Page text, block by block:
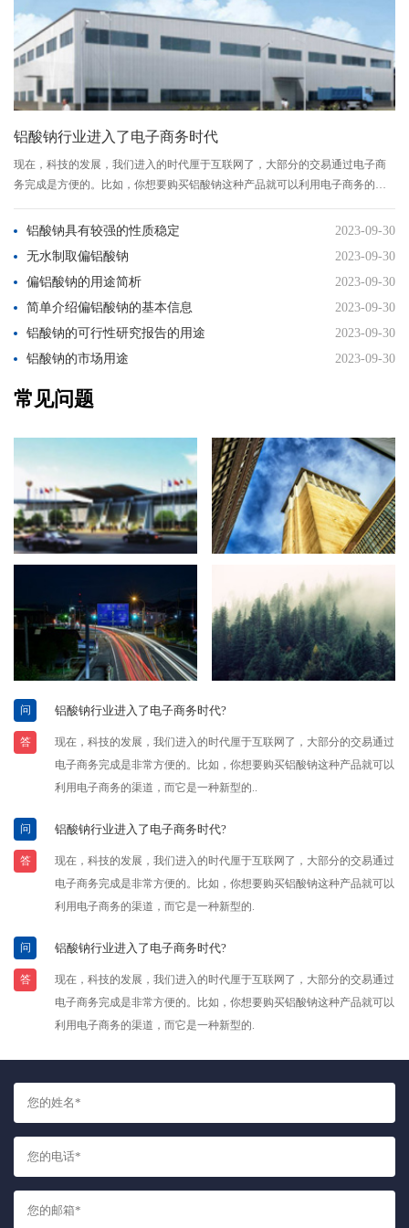
铝酸钠行业进入了电子商务时代
现在，科技的发展，我们进入的时代厘于互联网了，大部分的交易通过电子商
务完成是方便的。比如，你想要购买铝酸钠这种产品就可以利用电子商务的渠
铝酸钠具有较强的性质稳定
2023-09-30
无水制取偏铝酸钠
2023-09-30
偏铝酸钠的用途简析
2023-09-30
简单介绍偏铝酸钠的基本信息
2023-09-30
铝酸钠的可行性研究报告的用途
2023-09-30
铝酸钠的市场用途
2023-09-30
常见问题
问 铝酸钠行业进入了电子商务时代?
答
现在，科技的发展，我们进入的时代厘于互联网了，大部分的交易通过
电子商务完成是非常方便的。比如，你想要购买铝酸钠这种产品就可以
利用电子商务的渠道，而它是一种新型的..
问 铝酸钠行业进入了电子商务时代?
答
现在，科技的发展，我们进入的时代厘于互联网了，大部分的交易通过
电子商务完成是非常方便的。比如，你想要购买铝酸钠这种产品就可以
利用电子商务的渠道，而它是一种新型的.
问 铝酸钠行业进入了电子商务时代?
答
现在，科技的发展，我们进入的时代厘于互联网了，大部分的交易通过
电子商务完成是非常方便的。比如，你想要购买铝酸钠这种产品就可以
利用电子商务的渠道，而它是一种新型的.